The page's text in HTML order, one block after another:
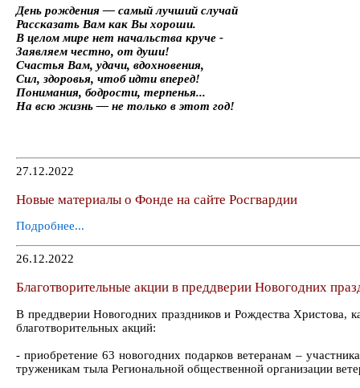
День рождения — самый лучший случай
Рассказать Вам как Вы хороши.
В целом мире нет начальства круче -
Заявляем честно, от души!
Счастья Вам, удачи, вдохновения,
Сил, здоровья, чтоб идти вперед!
Понимания, бодрости, терпенья...
На всю жизнь — не только в этот год!
27.12.2022
Новые материалы о Фонде на сайте Росгвардии
Подробнее...
26.12.2022
Благотворительные акции в преддверии Новогодних
В преддверии Новогодних праздников и Рождества
благотворительных акций:
- приобретение 63 новогодних подарков ветеранам –
труженикам тыла Региональной общественной организации